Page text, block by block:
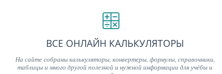
ВСЕ ОНЛАЙН КАЛЬКУЛЯТОРЫ
На сайте собраны калькуляторы, конвертеры, формулы, справочники,
таблицы и много другой полезной и нужной информации для учёбы и